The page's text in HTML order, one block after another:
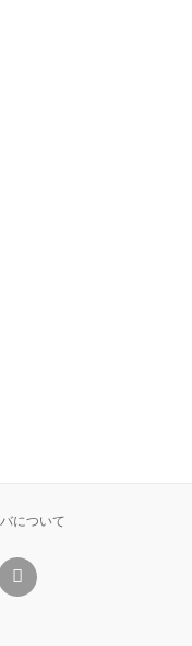
について